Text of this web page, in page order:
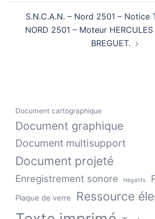
S.N.C.A.N. – Nord 2501 – Notice
NORD 2501 – Moteur
BREGUET.
Document cartographique
Document graphique
Document multisupport
Document projeté
Enregistrement sonore Négatifs
Plaque de verre Ressource